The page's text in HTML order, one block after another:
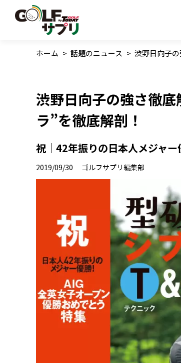
ホーム > 話題のニュース > 渋野日向子
渋野日向子の強さ徹
ラ”を徹底解剖！
祝｜42年振りの日本人メジャ
2019/09/30 ゴルフサプリ編集部